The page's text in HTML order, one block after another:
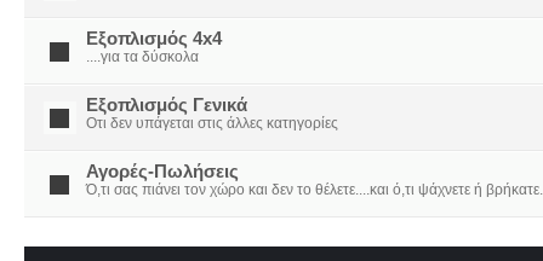
Εξοπλισμός 4x4
....για τα δύσκολα
Εξοπλισμός Γενικά
Οτι δεν υπάγεται στις άλλες κατηγορίες
Αγορές-Πωλήσεις
Ό,τι σας πιάνει τον χώρο και δεν το θέλετε....και ό,τι ψάχνετε ή